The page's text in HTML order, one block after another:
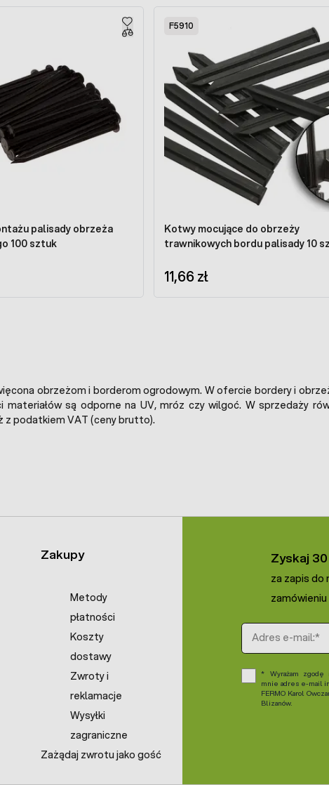
palisady obrzeża
100 sztuk
F5910
Kotwy mocujące do obrzeży
trawnikowych bordu palisady
11,66 zł
obrzeżom i borderom ogrodowym. W ofercie bordery i
materiałów są odporne na UV, mróz czy wilgoć. W sprzedaży
z podatkiem VAT (ceny brutto).
Zakupy
Metody
płatności
Koszty
dostawy
Zwroty i
reklamacje
Wysyłki
zagraniczne
Zażądaj zwrotu jako gość
Zyskaj
za zapis
zamówieniu
Adres e-mail
Wyrażam
mnie adres e-mail
FERMO Karol
Blizanów.